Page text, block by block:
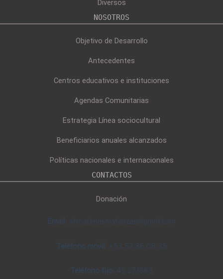
Diversos
NOSOTROS
Objetivo de Desarrollo
Antecedentes
Centros educativos e instituciones
Agendas Comunitarias
Estrategia Línea sociocultural
Beneficiarios anuales alcanzados
Políticas nacionales e internacionales
CONTACTOS
Donación
Email: afroatenasmatanzas@gmail.com
Teléfono móvil: +53 53 36 08 35
Teléfono fijo: 45 271683